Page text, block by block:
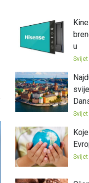
u
Svijet
Svijet
Svijet